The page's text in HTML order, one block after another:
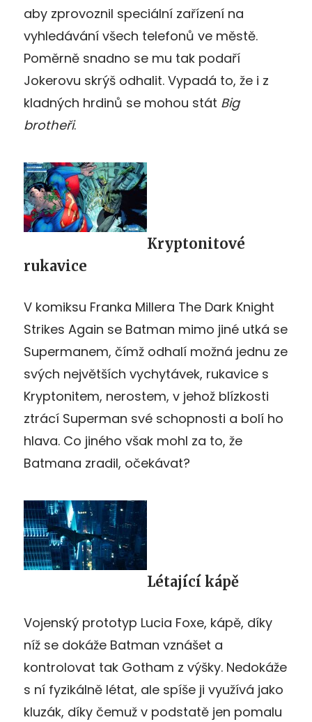
aby zprovoznil speciální zařízení na
vyhledávání všech telefonů ve městě.
Poměrně snadno se mu tak podaří
Jokerovu skrýš odhalit. Vypadá to, že i z
kladných hrdinů se mohou stát Big
brotheři.
Kryptonitové
rukavice
V komiksu Franka Millera The Dark Knight
Strikes Again se Batman mimo jiné utká se
Supermanem, čímž odhalí možná jednu ze
svých největších vychytávek, rukavice s
Kryptonitem, nerostem, v jehož blízkosti
ztrácí Superman své schopnosti a bolí ho
hlava. Co jiného však mohl za to, že
Batmana zradil, očekávat?
Létající kápě
Vojenský prototyp Lucia Foxe, kápě, díky
níž se dokáže Batman vznášet a
kontrolovat tak Gotham z výšky. Nedokáže
s ní fyzikálně létat, ale spíše ji využívá jako
kluzák, díky čemuž v podstatě jen pomalu